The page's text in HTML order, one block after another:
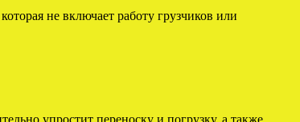
не включает работу грузчиков или